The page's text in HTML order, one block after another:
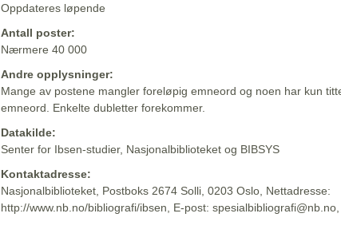
Oppdateres løpende
Antall poster:
Nærmere 40 000
Andre opplysninger:
Mange av postene mangler foreløpig emneord og noen har kun
emneord. Enkelte dubletter forekommer.
Datakilde:
Senter for Ibsen-studier, Nasjonalbiblioteket og BIBSYS
Kontaktadresse:
Nasjonalbiblioteket, Postboks 2674 Solli, 0203 Oslo, Nettadresse:
http://www.nb.no/bibliografi/ibsen, E-post: